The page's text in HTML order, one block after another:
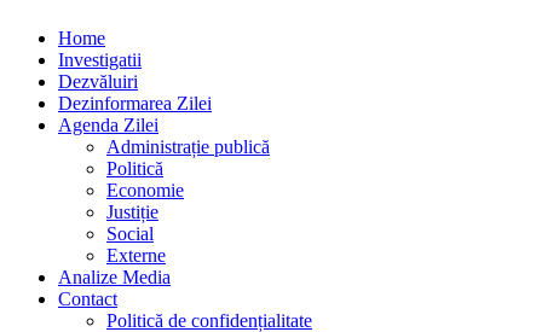
Home
Investigatii
Dezvăluiri
Dezinformarea Zilei
Agenda Zilei
Administrație publică
Politică
Economie
Justiție
Social
Externe
Analize Media
Contact
Politică de confidențialitate